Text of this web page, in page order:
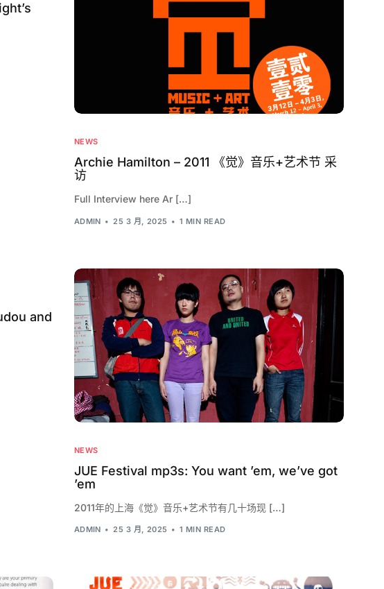
NEWS
Archie Hamilton – 2011 《觉》音乐+艺术节 采
访
Full Interview here Ar […]
ADMIN 25 3 月, 2025 1 MIN READ
and
NEWS
JUE Festival mp3s: You want ’em, we’ve got
’em
2011年的上海《觉》音乐+艺术节有几十场现 […]
ADMIN 25 3 月, 2025 1 MIN READ